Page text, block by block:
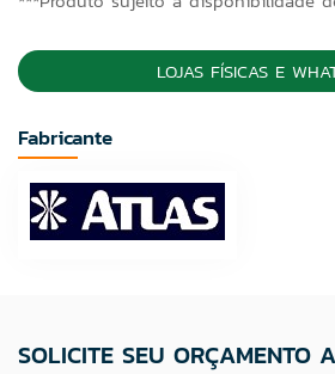
LOJAS FÍSICAS E
Fabricante
SOLICITE SEU ORÇAMENTO